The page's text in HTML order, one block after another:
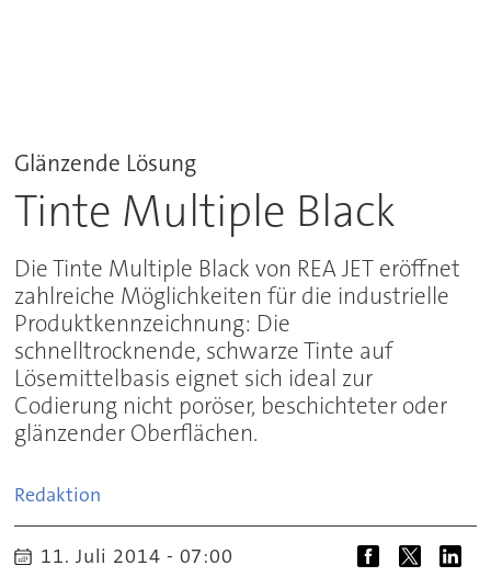
Glänzende Lösung
Tinte Multiple Black
Die Tinte Multiple Black von REA JET eröffnet
zahlreiche Möglichkeiten für die industrielle
Produktkennzeichnung: Die
schnelltrocknende, schwarze Tinte auf
Lösemittelbasis eignet sich ideal zur
Codierung nicht poröser, beschichteter oder
glänzender Oberflächen.
Redaktion
11. Juli 2014 - 07:00